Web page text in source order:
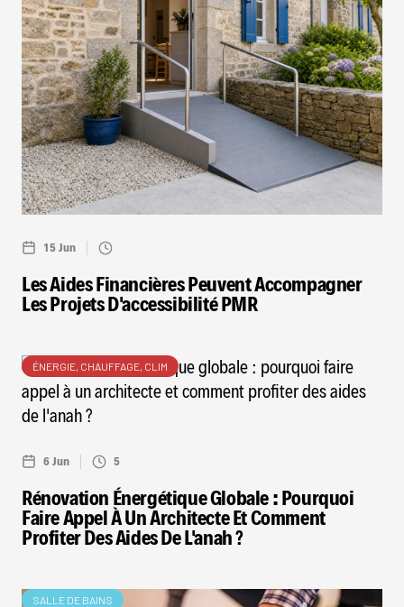
15 Jun
Les Aides Financières Peuvent Accompagner
Les Projets D'accessibilité PMR
ÉNERGIE, CHAUFFAGE, CLIM
6 Jun 5
Rénovation Énergétique Globale : Pourquoi
Faire Appel À Un Architecte Et Comment
Profiter Des Aides De L'anah ?
SALLE DE BAINS